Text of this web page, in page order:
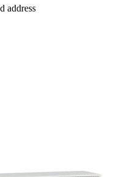
address